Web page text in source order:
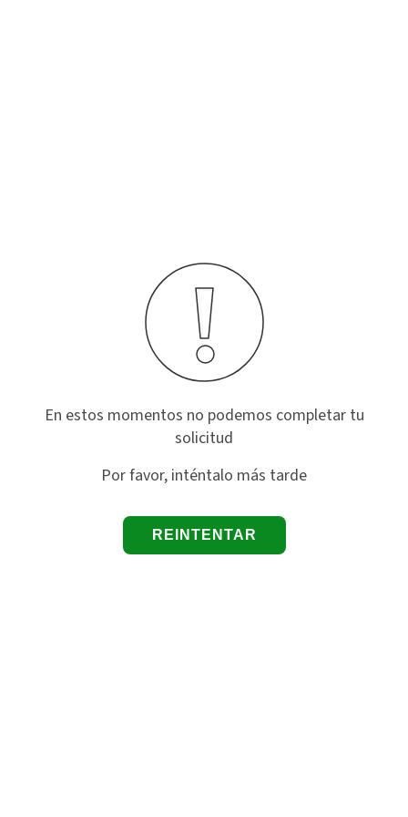
En estos momentos no podemos completar tu
solicitud
Por favor, inténtalo más tarde
REINTENTAR